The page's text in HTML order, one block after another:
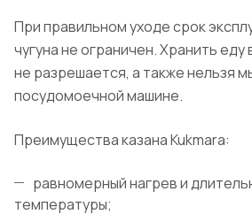
При правильном уходе срок
чугуна не ограничен. Хранить еду
не разрешается, а также нельзя
посудомоечной машине.
Преимущества казана Kukmara:
равномерный нагрев и
температуры;